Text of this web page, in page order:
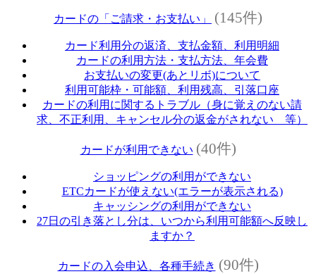
カードの「ご請求・お支払い」 (145件)
カード利用分の返済、支払金額、利用明細
カードの利用方法・支払方法、年会費
お支払いの変更(あとリボ)について
利用可能枠・可能額、利用残高、引落口座
カードの利用に関するトラブル（身に覚えのない請
求、不正利用、キャンセル分の返金がされない 等）
カードが利用できない (40件)
ショッピングの利用ができない
ETCカードが使えない(エラーが表示される)
キャッシングの利用ができない
27日の引き落とし分は、いつから利用可能額へ反映し
ますか？
カードの入会申込、各種手続き (90件)